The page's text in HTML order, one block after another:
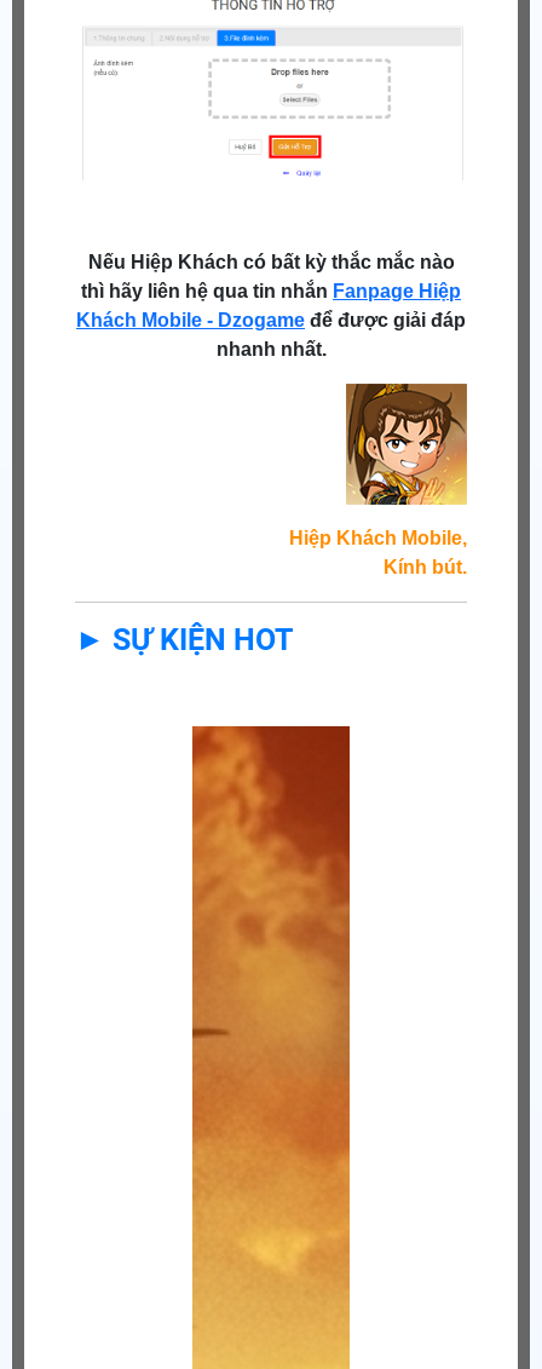
Nếu Hiệp Khách có bất kỳ thắc mắc nào
thì hãy liên hệ qua tin nhắn Fanpage Hiệp
Khách Mobile - Dzogame để được giải đáp
nhanh nhất.
Hiệp Khách Mobile,
Kính bút.
► SỰ KIỆN HOT